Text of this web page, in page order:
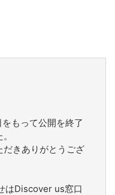
もって公開を終了
だきありがとうござ
はDiscover us窓口